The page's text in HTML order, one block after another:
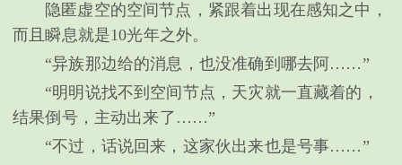
隐匿虚空的空间节点，紧跟着出现在感知之中，
而且瞬息就是10光年之外。
“异族那边给的消息，也没准确到哪去阿……”
“明明说找不到空间节点，天灾就一直藏着的，
结果倒号，主动出来了……”
“不过，话说回来，这家伙出来也是号事……”